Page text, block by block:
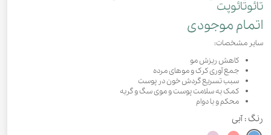
تائوتائوپت
اتمام موجودی
سایر مشخصات:
کاهش ریزش مو
جمع آوری کرک و موهای مرده
سبب تسریع گردش خون در پوست
کمک به سلامت پوست و موی سگ و گربه
محکم و با دوام
رنگ : آبی